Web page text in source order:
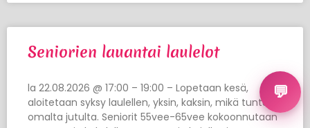
Seniorien lauantai laulelot
la 22.08.2026 @ 17:00 – 19:00 – Lopetaan kesä,
aloitetaan syksy laulellen, yksin, kaksin, mikä tuntuu
omalta jutulta. Seniorit 55vee-65vee kokoonnutaan
💬